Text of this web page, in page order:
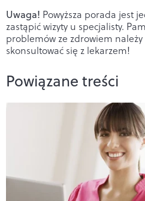
Uwaga! Powyższa porada jest
zastąpić wizyty u specjalisty.
problemów ze zdrowiem
skonsultować się z lekarzem!
Powiązane treści